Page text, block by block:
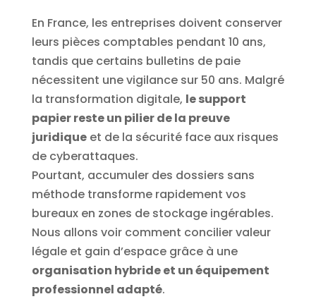
En France, les entreprises doivent conserver
leurs pièces comptables pendant 10 ans,
tandis que certains bulletins de paie
nécessitent une vigilance sur 50 ans. Malgré
la transformation digitale, le support
papier reste un pilier de la preuve
juridiqueet de la sécurité face aux risques
de cyberattaques.
Pourtant, accumuler des dossiers sans
méthode transforme rapidement vos
bureaux en zones de stockage ingérables.
Nous allons voir comment concilier valeur
légale et gain d’espace grâce à une
organisation hybride et un équipement
professionnel adapté.